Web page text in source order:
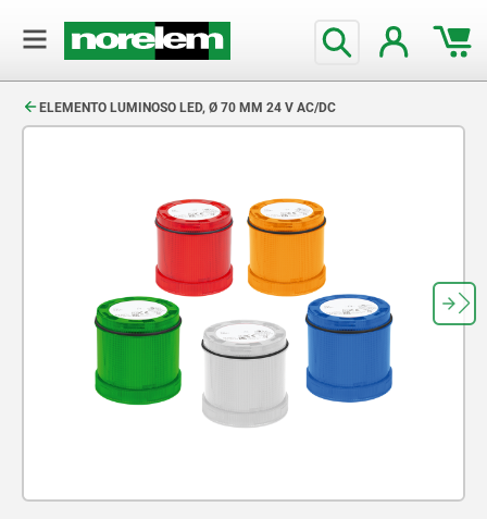
ELEMENTO LUMINOSO LED, Ø 70 MM 24 V AC/DC